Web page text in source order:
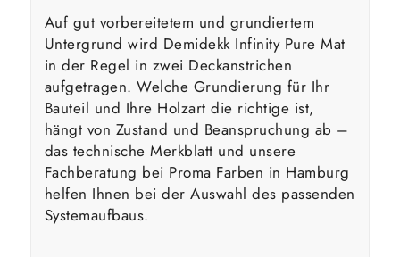
Auf gut vorbereitetem und grundiertem
Untergrund wird Demidekk Infinity Pure Mat
in der Regel in zwei Deckanstrichen
aufgetragen. Welche Grundierung für Ihr
Bauteil und Ihre Holzart die richtige ist,
hängt von Zustand und Beanspruchung ab –
das technische Merkblatt und unsere
Fachberatung bei Proma Farben in Hamburg
helfen Ihnen bei der Auswahl des passenden
Systemaufbaus.